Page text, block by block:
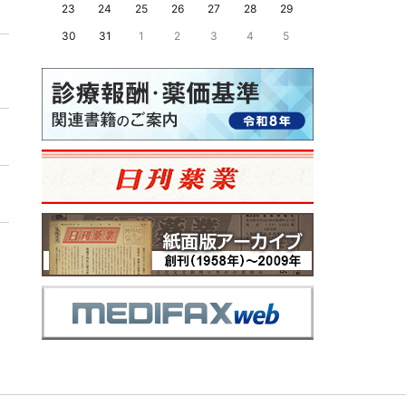
23 24 25 26 27 28
29
30
31 1 2 3 4 5